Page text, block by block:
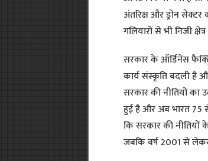
अंतरिक्ष और ड्रोन सेक्टर
गलियारों से भी निजी
सरकार के ऑर्डिनेंस
कार्य संस्कृति बदली है
सरकार की नीतियों का
हुई है और अब भारत 75 से
कि सरकार की
जबकि वर्ष 2001 से